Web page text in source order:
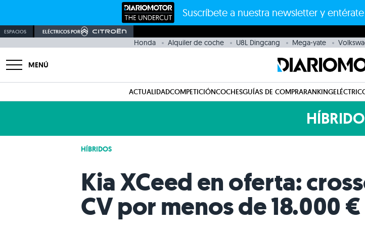
Suscríbete a nuestra newsletter y
ESPACIOS ELÉCTRICOS POR
Honda Alquiler de coche U8L Dingcang Mega-yate
MENÚ
ACTUALIDADCOMPETICIÓNCOCHESGUÍAS DE COMPRARANKING
HÍBRIDOS
Kia XCeed en oferta:
CV por menos de 18.000 €